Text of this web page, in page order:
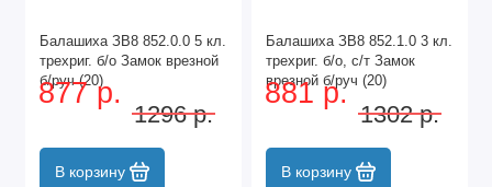
Балашиха ЗВ8 852.0.0 5 кл.
трехриг. б/о Замок врезной
б/руч (20)
877 р.
1296 р.
В корзину
Балашиха ЗВ8 852.1.0 3 кл.
трехриг. б/о, с/т Замок
врезной б/руч (20)
881 р.
1302 р.
В корзину